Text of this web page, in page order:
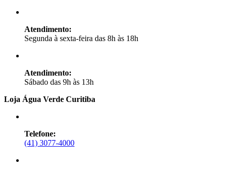
Atendimento:
Segunda à sexta-feira das 8h às 18h
Atendimento:
Sábado das 9h às 13h
Loja Água Verde Curitiba
Telefone:
(41) 3077-4000